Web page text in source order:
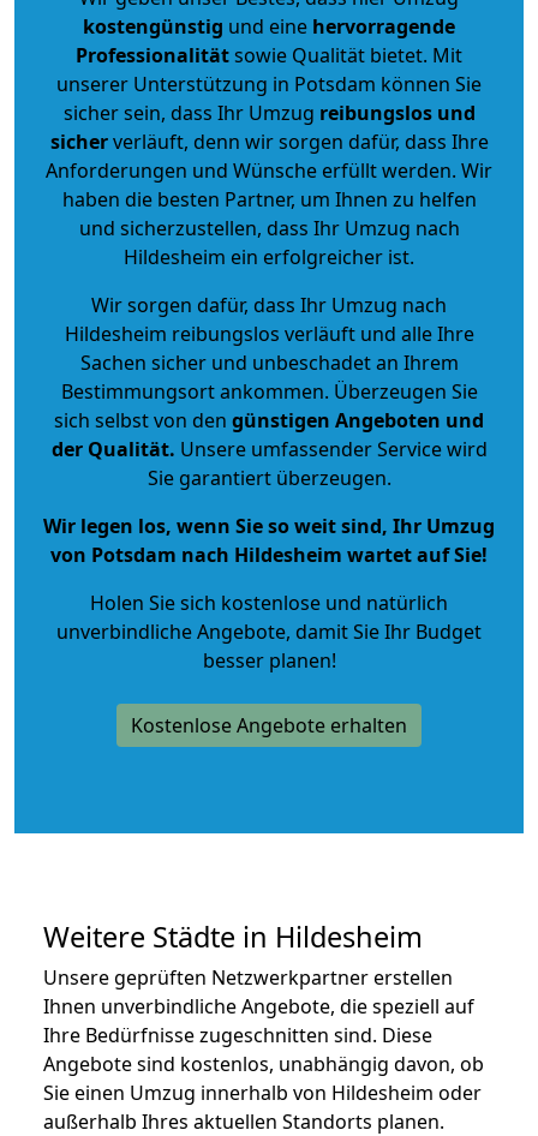
kostengünstig und eine hervorragende
Professionalitätsowie Qualität bietet. Mit
unserer Unterstützung in Potsdam können Sie
sicher sein, dass Ihr Umzug reibungslos und
sicherverläuft, denn wir sorgen dafür, dass Ihre
Anforderungen und Wünsche erfüllt werden. Wir
haben die besten Partner, um Ihnen zu helfen
und sicherzustellen, dass Ihr Umzug nach
Hildesheim ein erfolgreicher ist.
Wir sorgen dafür, dass Ihr Umzug nach
Hildesheim reibungslos verläuft und alle Ihre
Sachen sicher und unbeschadet an Ihrem
Bestimmungsort ankommen. Überzeugen Sie
sich selbst von den günstigen Angeboten und
der Qualität. Unsere umfassender Service wird
Sie garantiert überzeugen.
Wir legen los, wenn Sie so weit sind, Ihr Umzug
von Potsdam nach Hildesheim wartet auf Sie!
Holen Sie sich kostenlose und natürlich
unverbindliche Angebote, damit Sie Ihr Budget
besser planen!
Kostenlose Angebote erhalten
Weitere Städte in Hildesheim
Unsere geprüften Netzwerkpartner erstellen
Ihnen unverbindliche Angebote, die speziell auf
Ihre Bedürfnisse zugeschnitten sind. Diese
Angebote sind kostenlos, unabhängig davon, ob
Sie einen Umzug innerhalb von Hildesheim oder
außerhalb Ihres aktuellen Standorts planen.